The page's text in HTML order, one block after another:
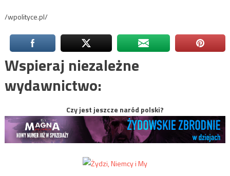
/wpolityce.pl/
Wspieraj niezależne
wydawnictwo:
Czy jest jeszcze naród polski?